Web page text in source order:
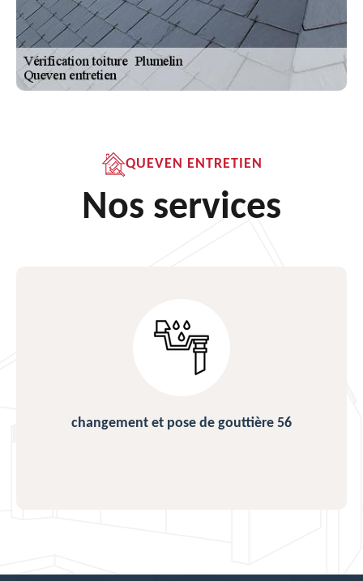
QUEVEN ENTRETIEN
Nos services
changement et pose de gouttière 56